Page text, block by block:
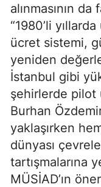
alınmasının
“1980’li
ücret sistemi,
yeniden
İstanbul gibi
şehirlerde pilot
Burhan
yaklaşırken
dünyası
tartışmalarına
MÜSİAD’ın